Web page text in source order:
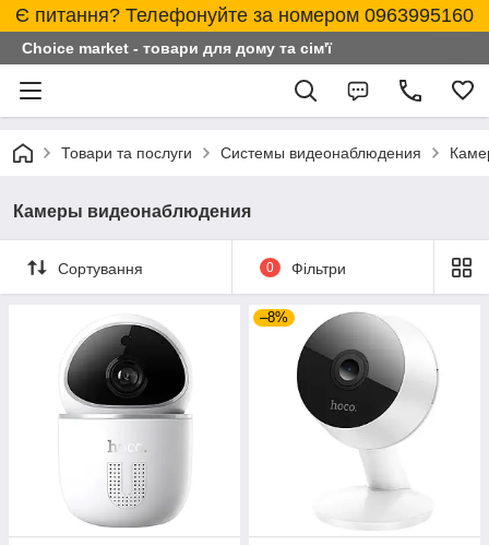
Є питання? Телефонуйте за номером 0963995160
Choice market - товари для дому та сім'ї
Товари та послуги Системы видеонаблюдения
Камеры видеонаблюдения
Сортування 0 Фільтри
–8%